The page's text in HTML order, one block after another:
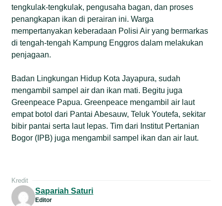
tengkulak-tengkulak, pengusaha bagan, dan proses
penangkapan ikan di perairan ini. Warga
mempertanyakan keberadaan Polisi Air yang bermarkas
di tengah-tengah Kampung Enggros dalam melakukan
penjagaan.
Badan Lingkungan Hidup Kota Jayapura, sudah
mengambil sampel air dan ikan mati. Begitu juga
Greenpeace Papua. Greenpeace mengambil air laut
empat botol dari Pantai Abesauw, Teluk Youtefa, sekitar
bibir pantai serta laut lepas. Tim dari Institut Pertanian
Bogor (IPB) juga mengambil sampel ikan dan air laut.
Kredit
Sapariah Saturi
Editor